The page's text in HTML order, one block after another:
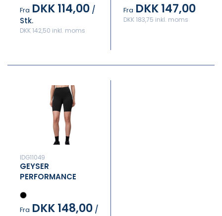
Fra DKK 114,00 /
Stk.
DKK 142,50 inkl. moms
Fra DKK 147,00
DKK 183,75 inkl. moms
IDG11049
GEYSER
PERFORMANCE
Fra DKK 148,00 /